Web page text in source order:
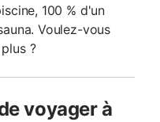
100 % d'un
Voulez-vous
?
voyager à